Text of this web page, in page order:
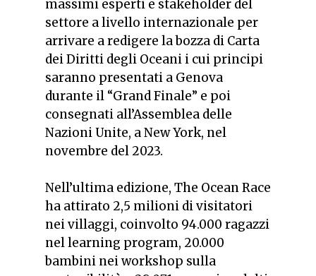
massimi esperti e stakeholder del
settore a livello internazionale per
arrivare a redigere la bozza di Carta
dei Diritti degli Oceani i cui principi
saranno presentati a Genova
durante il “Grand Finale” e poi
consegnati all’Assemblea delle
Nazioni Unite, a New York, nel
novembre del 2023.
Nell’ultima edizione, The Ocean Race
ha attirato 2,5 milioni di visitatori
nei villaggi, coinvolto 94.000 ragazzi
nel learning program, 20.000
bambini nei workshop sulla